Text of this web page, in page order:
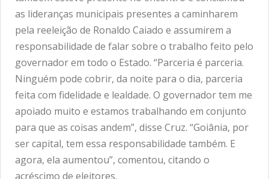
as lideranças municipais presentes a caminharem
pela reeleição de Ronaldo Caiado e assumirem a
responsabilidade de falar sobre o trabalho feito pelo
governador em todo o Estado. “Parceria é parceria.
Ninguém pode cobrir, da noite para o dia, parceria
feita com fidelidade e lealdade. O governador tem me
apoiado muito e estamos trabalhando em conjunto
para que as coisas andem”, disse Cruz. “Goiânia, por
ser capital, tem essa responsabilidade também. E
agora, ela aumentou”, comentou, citando o
acréscimo de eleitores.